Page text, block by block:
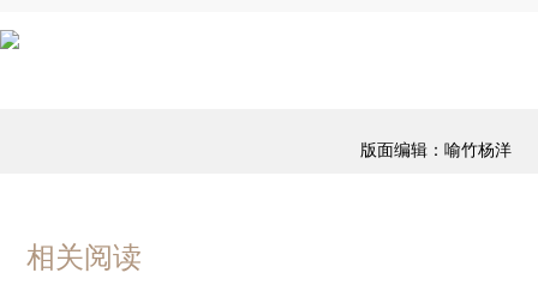
版面编辑：喻竹杨洋
相关阅读